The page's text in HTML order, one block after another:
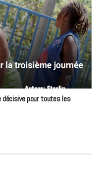
décisive pour toutes les